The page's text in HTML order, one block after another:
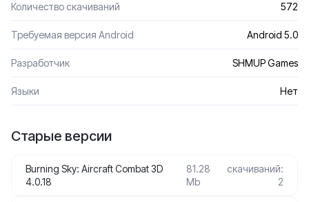
Количество скачиваний 572
Требуемая версия Android Android 5.0
Разработчик SHMUP Games
Языки Нет
Старые версии
Burning Sky: Aircraft Combat 3D
4.0.18
81.28
Mb
скачиваний:
2